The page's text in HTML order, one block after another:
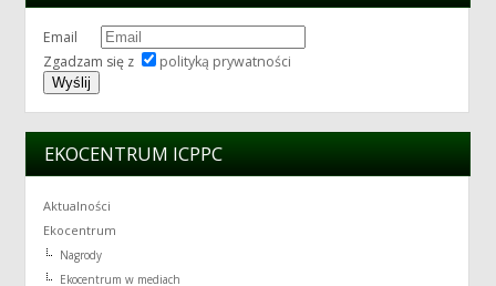
Email
Zgadzam się z
polityką prywatności
EKOCENTRUM ICPPC
Aktualności
Ekocentrum
Nagrody
Ekocentrum w mediach